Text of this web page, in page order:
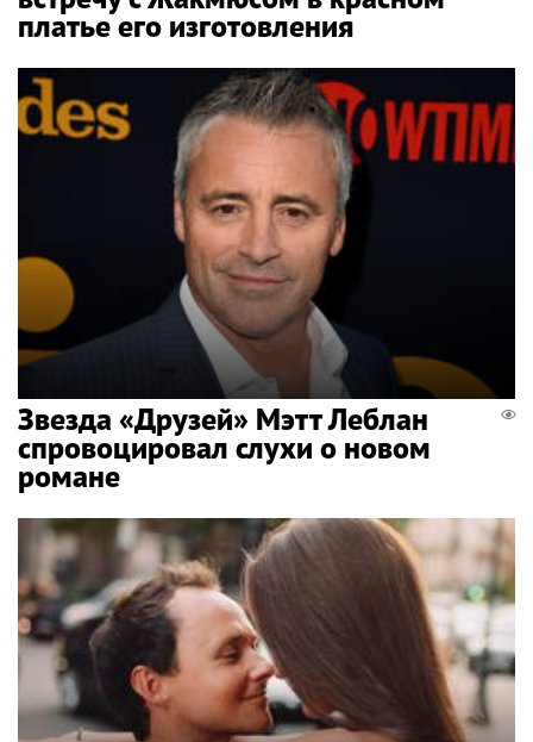
платье его изготовления
Звезда «Друзей» Мэтт Леблан
спровоцировал слухи о новом
романе